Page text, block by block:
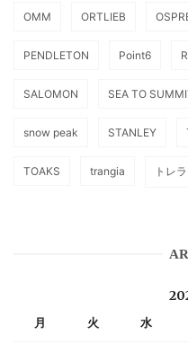
OMM ORTLIEB
PENDLETON Point6
SALOMON SEA TO
snow peak STANLEY
TOAKS trangia トレ
月 火 水